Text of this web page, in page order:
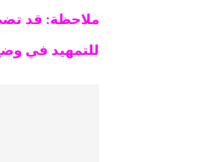
للتمهيد في